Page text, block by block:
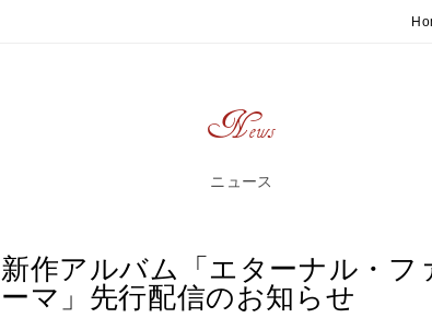
News
ニュース
新作アルバム「エターナル・
ーマ」先行配信のお知らせ